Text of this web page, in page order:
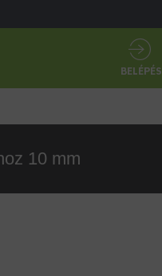
BELÉPÉS
10 mm